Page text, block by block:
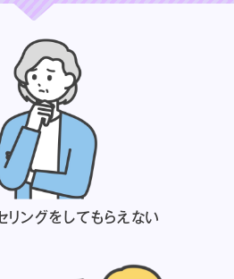
リングをしてもらえない